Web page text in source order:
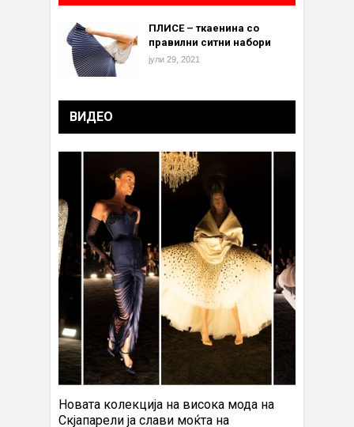
ПЛИСЕ – ткаенина со
правилни ситни набори
јули 29, 2021
ВИДЕО
Новата колекција на висока мода на
Скјапарели ја слави моќта на